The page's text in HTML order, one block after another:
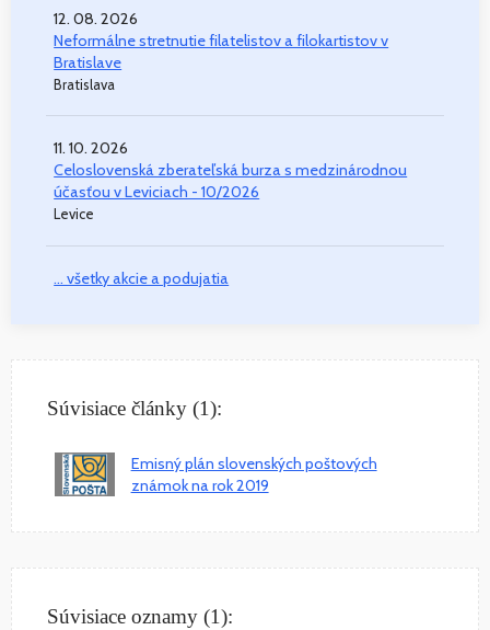
12. 08. 2026
Neformálne stretnutie filatelistov a filokartistov v
Bratislave
Bratislava
11. 10. 2026
Celoslovenská zberateľská burza s medzinárodnou
účasťou v Leviciach - 10/2026
Levice
... všetky akcie a podujatia
Súvisiace články (1):
Emisný plán slovenských poštových
známok na rok 2019
Súvisiace oznamy (1):